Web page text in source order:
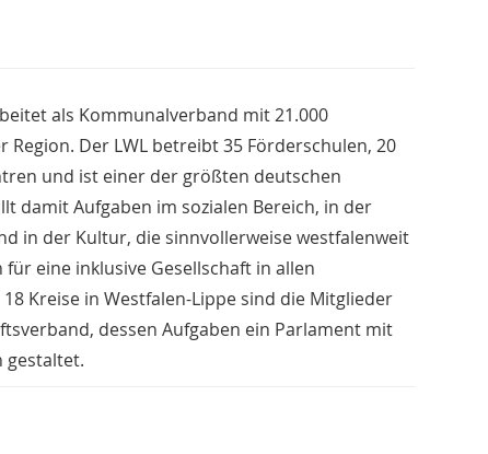
als Kommunalverband mit 21.000
Der LWL betreibt 35 Förderschulen, 20
und ist einer der größten deutschen
damit Aufgaben im sozialen Bereich, in der
in der Kultur, die sinnvollerweise westfalenweit
eine inklusive Gesellschaft in allen
Kreise in Westfalen-Lippe sind die Mitglieder
dessen Aufgaben ein Parlament mit
gestaltet.